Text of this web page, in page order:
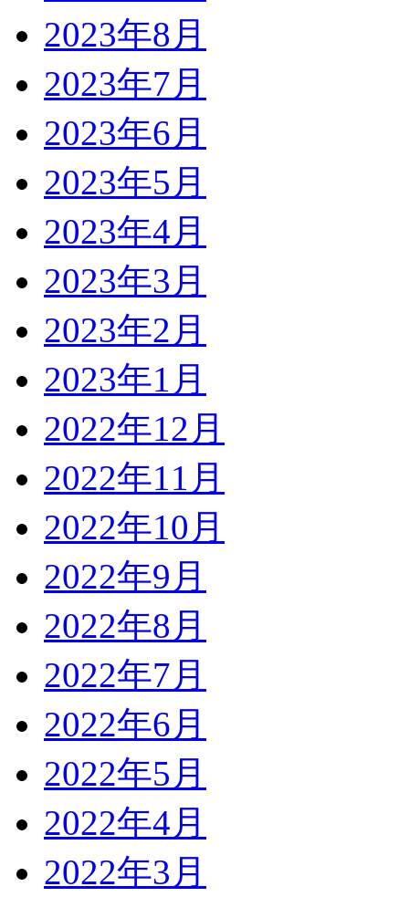
2023年8月
2023年7月
2023年6月
2023年5月
2023年4月
2023年3月
2023年2月
2023年1月
2022年12月
2022年11月
2022年10月
2022年9月
2022年8月
2022年7月
2022年6月
2022年5月
2022年4月
2022年3月